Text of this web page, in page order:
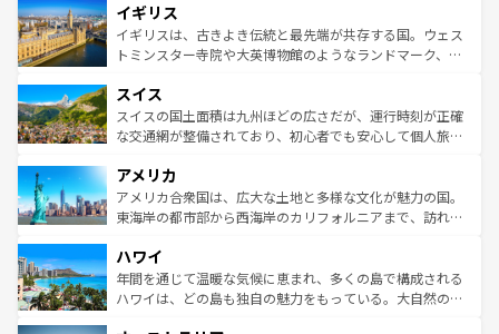
いる。シャンパンの発祥地であるランス、プロヴァンスの
香り高いラベンダー畑など、多彩な楽しみ方が可能だ。さ
らに、パリ以外の地域にも魅力が溢れており、どの街角に
れる地方に足を運ぶとそれぞれで全く異なる文化を体験で
きるだろう。 なお、新着のフランス情報はコンテンツ一覧
を参照してほしい。
顔を持つこの国は、どこを歩いても飽きることがない。ベ
ルリンの文化的活気、バイエルン州のアルプスの絶景、そ
してライン川沿いのワイン畑といった風景は必見。ビール
は、お酒好きな人にはぜひ体験してほしい。 なお、新着の
ドイツ情報はコンテンツ一覧を参照してほしい。
イギリス
イギリスは、古きよき伝統と最先端が共存する国。ウェス
トミンスター寺院や大英博物館のようなランドマーク、歴
リアごとに異なる魅力がある。また、優雅なアフタヌーン
ティー、ビール好きにはたまらない英国パブ、サッカー観
戦など、本場だからこそできる体験も豊富。イギリスを旅
ンツ一覧を参照してほしい。
スイス
スイスの国土面積は九州ほどの広さだが、運行時刻が正確
な交通網が整備されており、初心者でも安心して個人旅行
の建物がそのまま残る町や、スイスならではのユニークな
博物館もあり、アルプス観光だけでなく町歩きも満喫する
ことができる。国民の所得が高いため物価も高いが、旅行
ば市内交通費無料で観光を楽しむこともできる。 なお、新
着のスイス情報はコンテンツ一覧 を参照してほしい。
アメリカ
アメリカ合衆国は、広大な土地と多様な文化が魅力の国。
東海岸の都市部から西海岸のカリフォルニアまで、訪れる
のような巨大都市は、観光、ショッピング、エンターテイ
ンメントが詰まった刺激的なスポットだ。一方、アメリカ
西部には大自然が広がり、グランドキャニオンやイエロー
ハワイ
年間を通じて温暖な気候に恵まれ、多くの島で構成される
ハワイは、どの島も独自の魅力をもっている。大自然の神